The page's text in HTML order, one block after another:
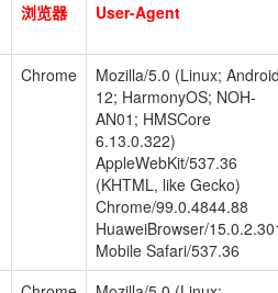
浏览器 User-Agent
Chrome
Mozilla/5.0 (Linux;
12; HarmonyOS; NOH-
AN01; HMSCore
6.13.0.322)
AppleWebKit/537.36
(KHTML, like Gecko)
Chrome/99.0.4844.88
HuaweiBrowser/
Mobile Safari/537.36